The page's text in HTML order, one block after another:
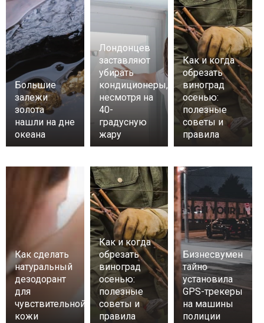
Большие
залежи
золота
нашли на дне
океана
Лондонцев
заставляют
убирать
кондиционеры,
несмотря на
40-
градусную
жару
Как и когда
обрезать
виноград
осенью:
полезные
советы и
правила
Как сделать
натуральный
дезодорант
для
чувствительной
кожи
Как и когда
обрезать
виноград
осенью:
полезные
советы и
правила
Бизнесвумен
тайно
установила
GPS-трекеры
на машины
полиции